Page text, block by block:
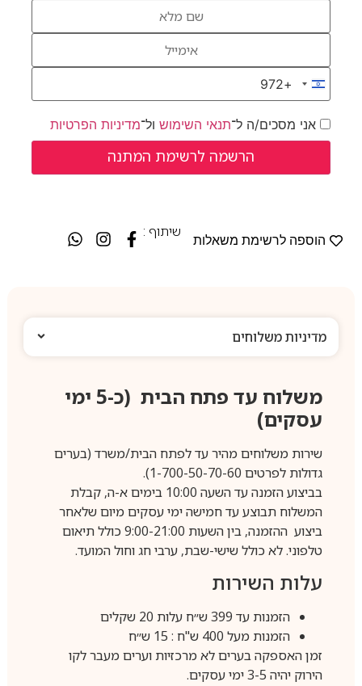
Israel +972
+972
אני מסכים/ה ל־תנאי השימושול־מדיניות הפרטיות
הוספה לרשימת משאלות
שיתוף :
מדיניות משלוחים
משלוח עד פתח הבית (כ-5 ימי
עסקים)
שירות משלוחים מהיר עד לפתח הבית/משרד (בערים
גדולות לפרטים 1-700-50-70-60).
בביצוע הזמנה עד השעה 10:00 בימים א-ה, קבלת
המשלוח תבוצע עד חמישה ימי עסקים מיום שלאחר
ביצוע ההזמנה, בין השעות 9:00-21:00 כולל תיאום
טלפוני. לא כולל שישי-שבת, ערבי חג וחול המועד.
עלות השירות
הזמנות עד 399 ש״ח עלות 20 שקלים
הזמנות מעל 400 ש"ח : 15 ש״ח
זמן האספקה בערים לא מרכזיות וערים מעבר לקו
הירוק יהיה 3-5 ימי עסקים.